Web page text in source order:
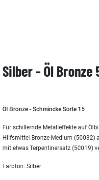
Silber - Öl Bronze
Öl Bronze - Schmincke Sorte 15
Für schillernde Metalleffekte auf
Hilfsmittel Bronze-Medium (50032)
mit etwas Terpentinersatz (50019)
Farbton: Silber